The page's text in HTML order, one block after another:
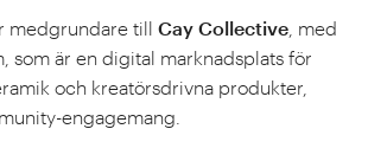
medgrundare till Cay Collective , med
som är en digital marknadsplats för
och kreatörsdrivna produkter,
engagemang.